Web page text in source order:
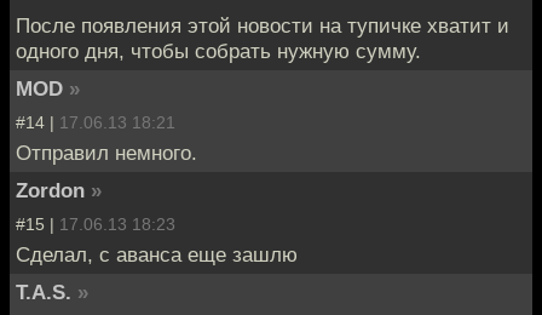
После появления этой новости на тупичке хватит и
одного дня, чтобы собрать нужную сумму.
MOD »
#14 | 17.06.13 18:21
Отправил немного.
Zordon »
#15 | 17.06.13 18:23
Сделал, с аванса еще зашлю
T.A.S. »